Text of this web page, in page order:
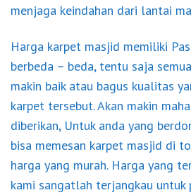
menjaga keindahan dari lantai
Harga karpet masjid memiliki
berbeda – beda, tentu saja
makin baik atau bagus kualitas
karpet tersebut. Akan makin
diberikan, Untuk anda yang
bisa memesan karpet masjid di
harga yang murah. Harga yang
kami sangatlah terjangkau untuk